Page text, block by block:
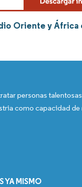
Oriente y
personas
como capacidad de
YA MISMO